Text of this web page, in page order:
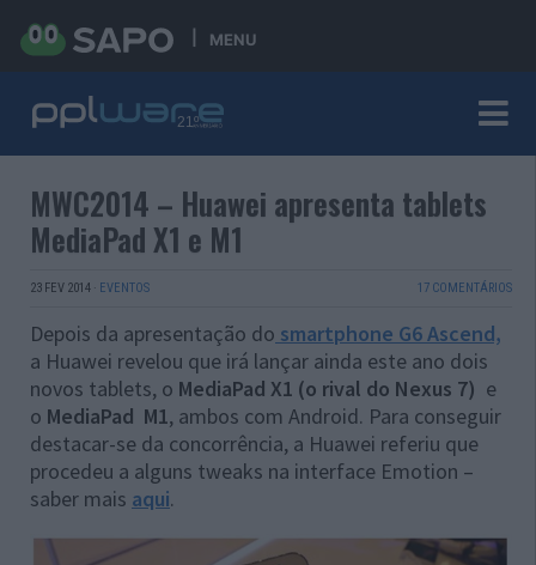
MENU
MWC2014 – Huawei apresenta tablets
MediaPad X1 e M1
23 FEV 2014 · EVENTOS 17 COMENTÁRIOS
Depois da apresentação do smartphone G6 Ascend,
a Huawei revelou que irá lançar ainda este ano dois
novos tablets, o MediaPad X1 (o rival do Nexus 7) e
o MediaPad M1, ambos com Android. Para conseguir
destacar-se da concorrência, a Huawei referiu que
procedeu a alguns tweaks na interface Emotion –
saber mais aqui.